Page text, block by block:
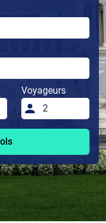
Voyageurs